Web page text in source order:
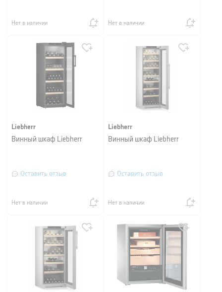
Нет в наличии Нет в наличии
Liebherr
Винный шкаф Liebherr
Оставить отзыв
Нет в наличии
Liebherr
Винный шкаф Liebherr
Оставить отзыв
Нет в наличии